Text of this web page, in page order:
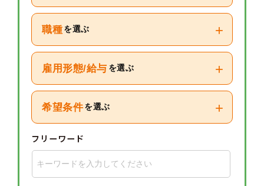
職種 を選ぶ +
雇用形態/給与 を選ぶ +
希望条件 を選ぶ +
フリーワード